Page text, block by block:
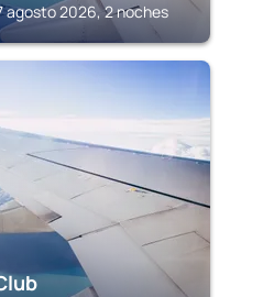
agosto 2026, 2 noches